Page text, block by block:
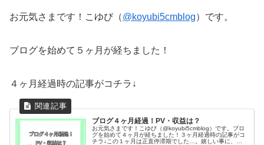
お元気さまです！こゆび（@koyubi5cmblog）です。
ブログを始めて５ヶ月が経ちました！
４ヶ月経過時の記事がコチラ↓
ブログ４ヶ月経過！PV・収益は？
お元気さまです！こゆび（@koyubi5cmblog）です。ブロ
グを始めて４ヶ月が経ちました！３ヶ月経過時の記事がコ
チラ↓この１ヶ月は正直停滞期でした…。嬉しい事に、